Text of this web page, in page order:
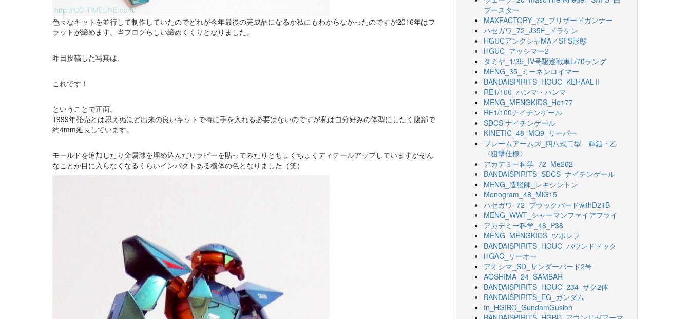
色々なキットを並行して制作していたのでどれが今年最後の完成品になるか私にもわからなかったのですが2016年はフ
ラットが締めます。当ブログらしい締めくくりとなりました。
昨日投稿した写真は、
これです！
ということで正面。
1999年発売とは思えぬほど出来の良いキットで特に手を入れる必要はないのですが私は自分好みの体型にしたく腹部で
約4mm延長しています。
モールドを追加したり金属球を埋め込んだりラピーを貼ってみたりとちょくちょくディテールアップしていますがそん
なことが目に入らなくなるくらいインパクトある機体の色となりました（笑）
ブースター
MAXFACTORY_72_ブリザードガンナー
ハセガワ_72_J35F_ドラケン
HGUCアンクシャMA／SFS形態
HGUC_アッシマー2
タミヤ_1/35_IV号駆逐戦車L/70ラング
MENG_35_ミーネンロイマー
BANDAISPIRITS_HGUC_KEHAALⅡ
RE1/100_ハンマ・ハンマ
MENG_MENGKIDS_He177
RE1/100ナイチンゲール
SDCS ナイチンゲール
KINETIC_48_MQ9_リーパー
フレームアームズ_四八式二型 輝鎚・乙
〈狙撃仕様〉
アカデミー科学_72_Me262
BANDAISPIRITS_SDCS_ナイチンゲール
MENG_造艦師_レキシントン
Monogram_48_MiG15
ハセガワ_72_ブラックバードwithD21B
MENG_WWT_シャーマンファイアフライ
アカデミー科学_48_P38
MENG_MENGKIDS_ツポレフ
BANDAISPIRITS_HGUC_バウンドドック
HGAC_リーオー
アオシマ_SD_サンダーバード2号
AOSHIMA_24_SAMBAR
BANDAISPIRITS_HGUC_234_ザク2体
BANDAISPIRITS_EG_ガンダム
tn_HGIBO_GundamGusion